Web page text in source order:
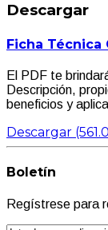
Descargar
Ficha Técnica
El PDF te
Descripción,
beneficios y
Descargar
Boletín
Regístrese para